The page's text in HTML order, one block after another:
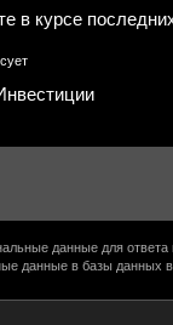
в курсе
данные для
данные в базы данных